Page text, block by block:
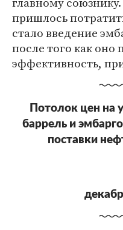
пришлось
стало введение
после того как оно
эффективность,
Потолок цен на
баррель и
поставки